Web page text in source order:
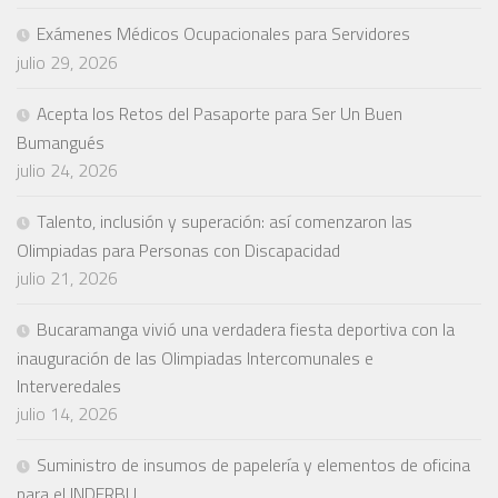
Exámenes Médicos Ocupacionales para Servidores
julio 29, 2026
Acepta los Retos del Pasaporte para Ser Un Buen
Bumangués
julio 24, 2026
Talento, inclusión y superación: así comenzaron las
Olimpiadas para Personas con Discapacidad
julio 21, 2026
Bucaramanga vivió una verdadera fiesta deportiva con la
inauguración de las Olimpiadas Intercomunales e
Interveredales
julio 14, 2026
Suministro de insumos de papelería y elementos de oficina